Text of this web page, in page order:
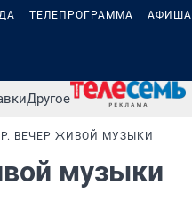
ТЕЛЕПРОГРАММА АФИША
Другое
ВЕЧЕР ЖИВОЙ МУЗЫКИ
музыки